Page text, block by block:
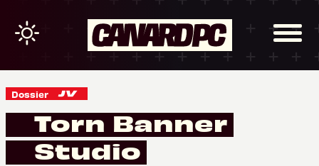
Dossier
Torn Banner
Studio